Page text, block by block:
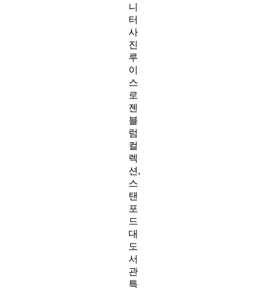
니
터
사
진
루
이
스
로
젠
블
럼
컬
렉
션,
스
탠
포
드
대
도
서
관
특